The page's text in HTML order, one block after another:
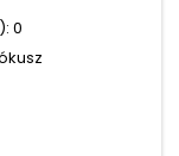
0